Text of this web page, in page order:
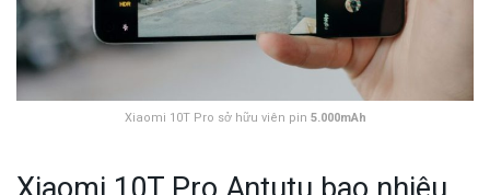
Xiaomi 10T Pro sở hữu viên pin 5.000mAh